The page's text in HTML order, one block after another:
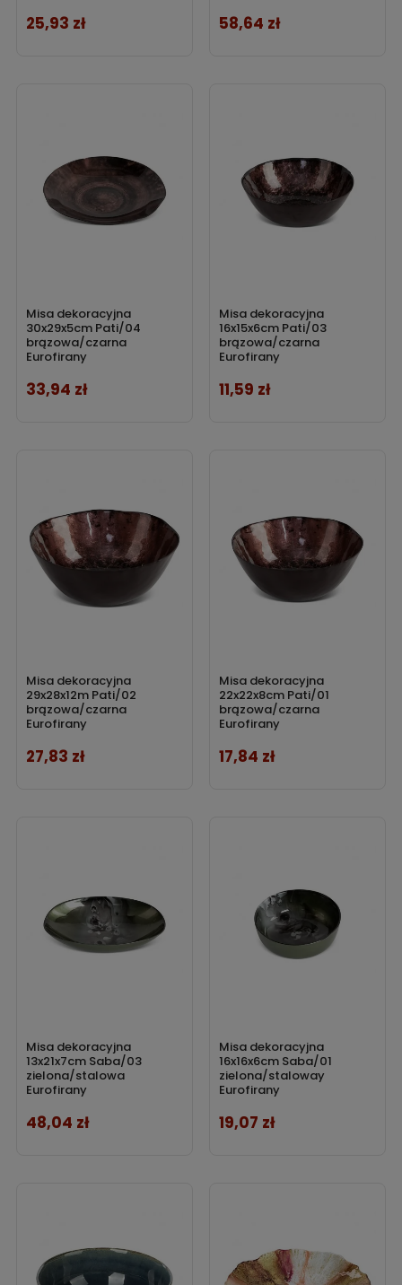
Cena
25,93 zł Cena
58,64 zł
Misa dekoracyjna
30x29x5cm Pati/04
brązowa/czarna
Eurofirany
Cena
33,94 zł
Misa dekoracyjna
16x15x6cm Pati/03
brązowa/czarna
Eurofirany
Cena
11,59 zł
Misa dekoracyjna
29x28x12m Pati/02
brązowa/czarna
Eurofirany
Cena
27,83 zł
Misa dekoracyjna
22x22x8cm Pati/01
brązowa/czarna
Eurofirany
Cena
17,84 zł
Misa dekoracyjna
13x21x7cm Saba/03
zielona/stalowa
Eurofirany
Cena
48,04 zł
Misa dekoracyjna
16x16x6cm Saba/01
zielona/staloway
Eurofirany
Cena
19,07 zł